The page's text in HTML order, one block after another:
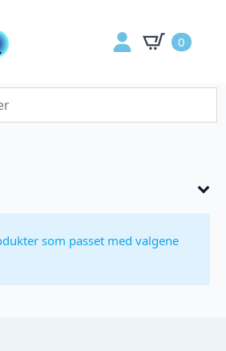
0
som passet med valgene